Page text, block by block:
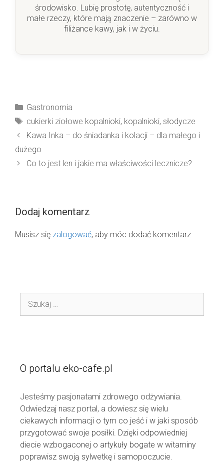
środowisko. Lubię prostotę, autentyczność i
małe rzeczy, które mają znaczenie – zarówno w
filiżance kawy, jak i w życiu.
Kategorie
Gastronomia
Tagi
cukierki ziołowe kopalnioki, kopalnioki, słodycze
Kawa Inka – do śniadanka i kolacji – dla małego i
dużego
Co to jest len i jakie ma właściwości lecznicze?
Dodaj komentarz
Musisz się zalogować, aby móc dodać komentarz.
O portalu eko-cafe.pl
Jesteśmy pasjonatami zdrowego odżywiania.
Odwiedzaj nasz portal, a dowiesz się wielu
ciekawych informacji o tym co jeść i w jaki sposób
przygotować swoje posiłki. Dzięki odpowiedniej
diecie wzbogaconej o artykuły bogate w witaminy
poprawisz swoją sylwetkę i samopoczucie.